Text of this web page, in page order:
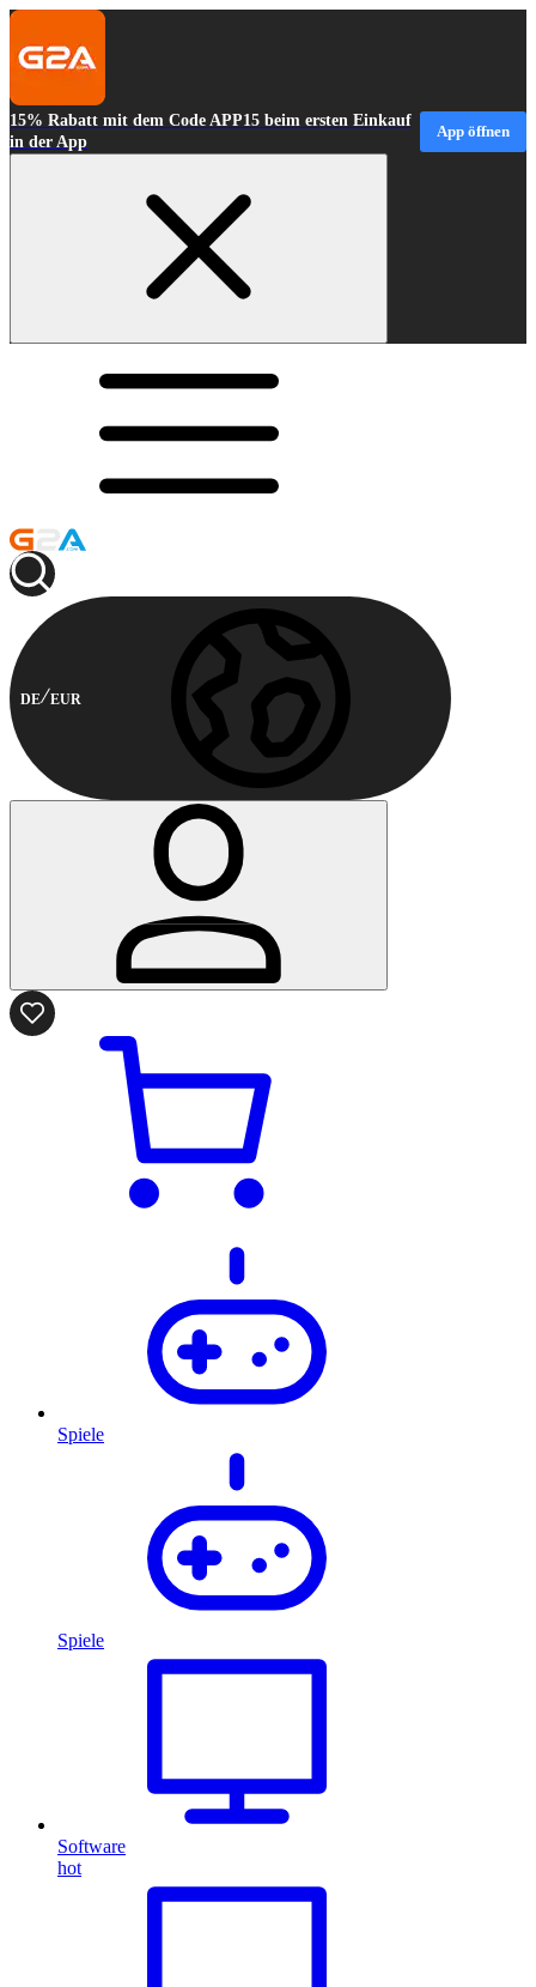
15% Rabatt mit dem Code APP15 beim ersten Einkauf
in der App
App öffnen
DE EUR
Spiele
Spiele
Software
hot